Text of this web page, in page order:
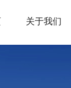
关于我们